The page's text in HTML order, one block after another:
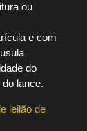
ou
e com
do
lance.
leilão de